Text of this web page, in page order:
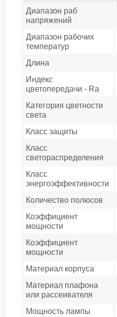
Диапазон раб
напряжений
Диапазон рабочих
температур
Длина
Индекс
цветопередачи - Ra
Категория цветности
света
Класс защиты
Класс
светораспределения
Класс
энергоэффективности
Количество полюсов
Коэффициент
мощности
Коэффициент
мощности
Материал корпуса
Материал плафона
или рассеивателя
Мощность лампы